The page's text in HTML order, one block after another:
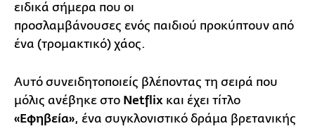
ειδικά σήμερα που οι
προσλαμβάνουσες ενός παιδιού προκύπτουν από
ένα (τρομακτικό) χάος.
Αυτό συνειδητοποιείς βλέποντας τη σειρά που
μόλις ανέβηκε στο Netflix και έχει τίτλο
«Εφηβεία», ένα συγκλονιστικό δράμα βρετανικής